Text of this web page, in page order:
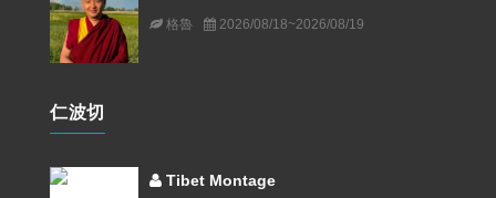
格魯 2026/08/18~2026/08/19
仁波切
Tibet Montage